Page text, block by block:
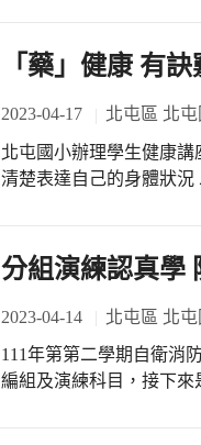
「藥」健康 有訣
2023-04-17 北屯區 北
北屯國小辦理學生健康
清楚表達自己的身體狀況
分組演練認真學
2023-04-14 北屯區 北
111年第第二學期自衛消
編組及演練科目，接下